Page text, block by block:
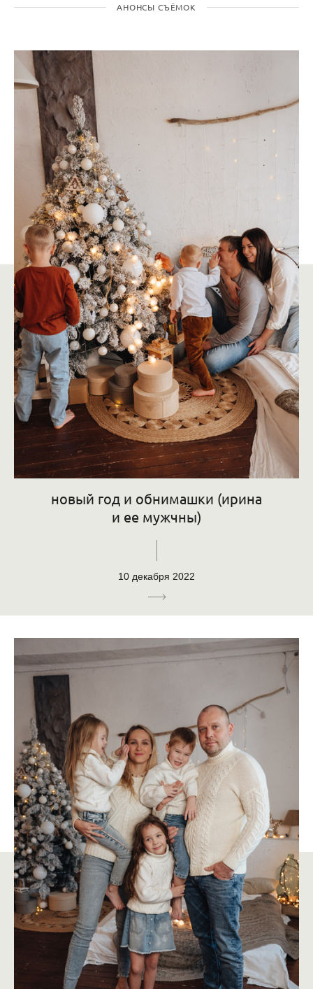
АНОНСЫ СЪЁМОК
новый год и обнимашки (ирина
и ее мужчны)
10 декабря 2022